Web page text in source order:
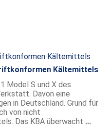
Kältemittels
Model S und X des
Davon eine
in Deutschland. Grund für
von nicht
Das KBA überwacht ...